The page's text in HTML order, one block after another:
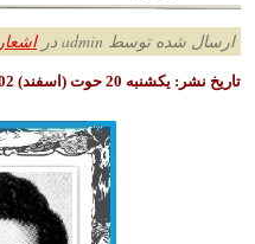
ارسال شده توسط admin در اشعار
تاریخ نشر: یکشنبه 20 حوت (اسفند) 1402 خورشیدی – 10 مارچ 2024 میلادی – ملبورن – آسترالیا